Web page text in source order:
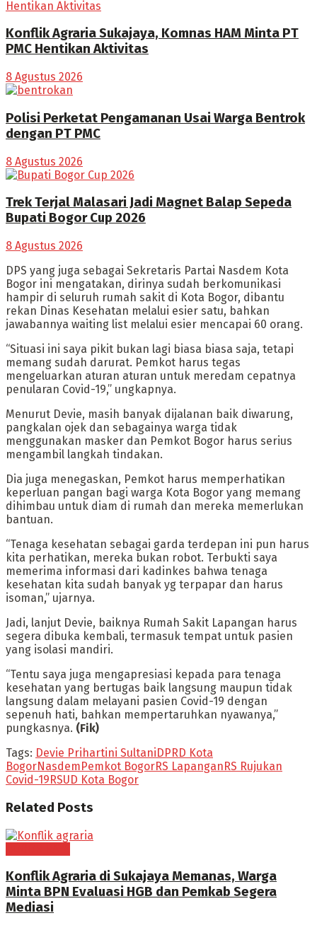
Konflik Agraria Sukajaya, Komnas HAM Minta PT
PMC Hentikan Aktivitas
8 Agustus 2026
Polisi Perketat Pengamanan Usai Warga Bentrok
dengan PT PMC
8 Agustus 2026
Trek Terjal Malasari Jadi Magnet Balap Sepeda
Bupati Bogor Cup 2026
8 Agustus 2026
DPS yang juga sebagai Sekretaris Partai Nasdem Kota
Bogor ini mengatakan, dirinya sudah berkomunikasi
hampir di seluruh rumah sakit di Kota Bogor, dibantu
rekan Dinas Kesehatan melalui esier satu, bahkan
jawabannya waiting list melalui esier mencapai 60 orang.
“Situasi ini saya pikit bukan lagi biasa biasa saja, tetapi
memang sudah darurat. Pemkot harus tegas
mengeluarkan aturan aturan untuk meredam cepatnya
penularan Covid-19,” ungkapnya.
Menurut Devie, masih banyak dijalanan baik diwarung,
pangkalan ojek dan sebagainya warga tidak
menggunakan masker dan Pemkot Bogor harus serius
mengambil langkah tindakan.
Dia juga menegaskan, Pemkot harus memperhatikan
keperluan pangan bagi warga Kota Bogor yang memang
dihimbau untuk diam di rumah dan mereka memerlukan
bantuan.
“Tenaga kesehatan sebagai garda terdepan ini pun harus
kita perhatikan, mereka bukan robot. Terbukti saya
memerima informasi dari kadinkes bahwa tenaga
kesehatan kita sudah banyak yg terpapar dan harus
isoman,” ujarnya.
Jadi, lanjut Devie, baiknya Rumah Sakit Lapangan harus
segera dibuka kembali, termasuk tempat untuk pasien
yang isolasi mandiri.
“Tentu saya juga mengapresiasi kepada para tenaga
kesehatan yang bertugas baik langsung maupun tidak
langsung dalam melayani pasien Covid-19 dengan
sepenuh hati, bahkan mempertaruhkan nyawanya,”
pungkasnya. (Fik)
Tags: Devie Prihartini SultaniDPRD Kota
BogorNasdemPemkot BogorRS LapanganRS Rujukan
Covid-19RSUD Kota Bogor
Related Posts
Konflik Agraria di Sukajaya Memanas, Warga
Minta BPN Evaluasi HGB dan Pemkab Segera
Mediasi